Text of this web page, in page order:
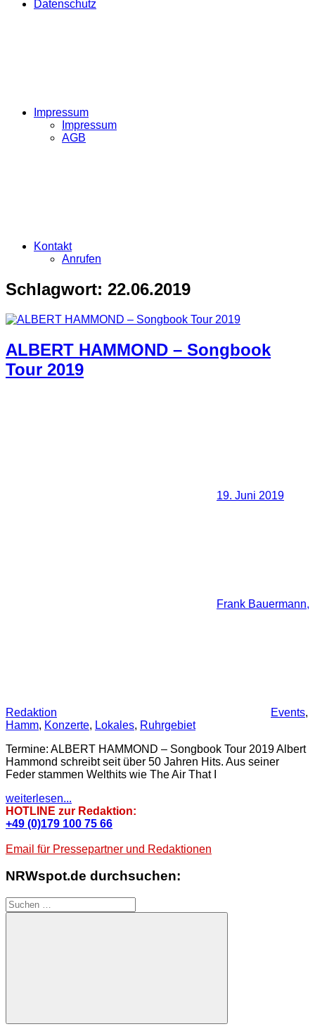
Datenschutz
Impressum
Impressum
AGB
Kontakt
Anrufen
Schlagwort: 22.06.2019
ALBERT HAMMOND – Songbook
Tour 2019
19. Juni 2019
Frank Bauermann,
Redaktion Events,
Hamm, Konzerte, Lokales, Ruhrgebiet
Termine: ALBERT HAMMOND – Songbook Tour 2019 Albert
Hammond schreibt seit über 50 Jahren Hits. Aus seiner
Feder stammen Welthits wie The Air That I
weiterlesen...
HOTLINE zur Redaktion:
+49 (0)179 100 75 66
Email für Pressepartner und Redaktionen
NRWspot.de durchsuchen:
Suchen
nach:
Suchen